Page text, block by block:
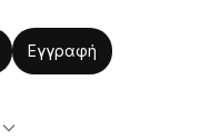
Εγγραφή